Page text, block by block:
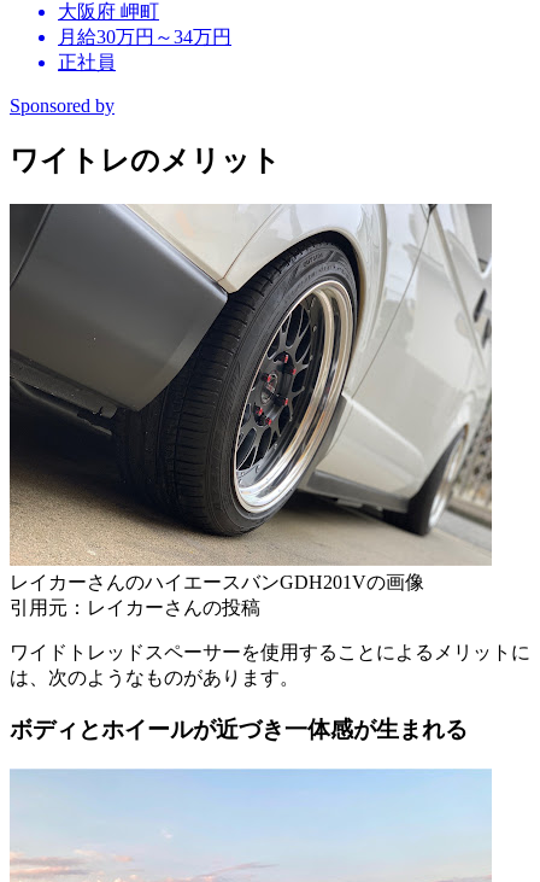
大阪府 岬町
月給30万円～34万円
正社員
Sponsored by
ワイトレのメリット
レイカーさんのハイエースバンGDH201Vの画像
引用元：レイカーさんの投稿
ワイドトレッドスペーサーを使用することによるメリットに
は、次のようなものがあります。
ボディとホイールが近づき一体感が生まれる